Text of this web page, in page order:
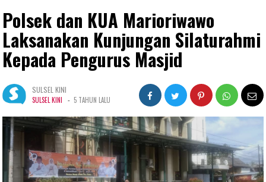
Polsek dan KUA Marioriwawo
Laksanakan Kunjungan Silaturahmi
Kepada Pengurus Masjid
SULSEL KINI
SULSEL KINI - 5 TAHUN LALU